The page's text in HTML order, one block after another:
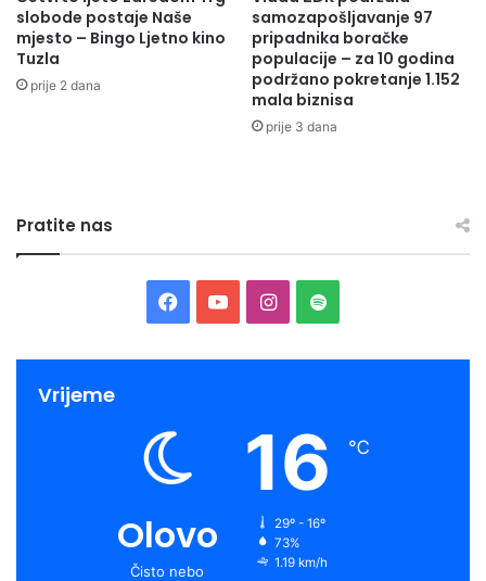
slobode postaje Naše
mjesto – Bingo Ljetno kino
Tuzla
prije 2 dana
samozapošljavanje 97
pripadnika boračke
populacije – za 10 godina
podržano pokretanje 1.152
mala biznisa
prije 3 dana
Pratite nas
Facebook
YouTubeInstagram
Spotify
Vrijeme
Olovo
Čisto nebo
16 ℃
29º - 16º
73%
1.19 km/h